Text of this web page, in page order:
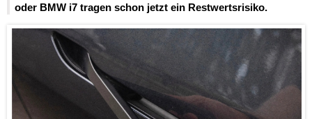
oder BMW i7 tragen schon jetzt ein Restwertsrisiko.